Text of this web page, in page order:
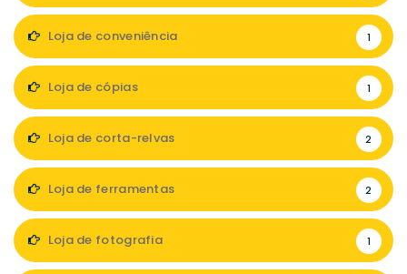
Loja de conveniência 1
Loja de cópias 1
Loja de corta-relvas 2
Loja de ferramentas 2
Loja de fotografia 1